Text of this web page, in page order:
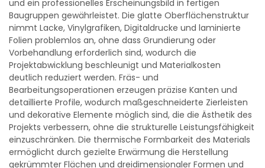
und ein professionelles Erscheinungsbild in fertigen
Baugruppen gewährleistet. Die glatte Oberflächenstruktur
nimmt Lacke, Vinylgrafiken, Digitaldrucke und laminierte
Folien problemlos an, ohne dass Grundierung oder
Vorbehandlung erforderlich sind, wodurch die
Projektabwicklung beschleunigt und Materialkosten
deutlich reduziert werden. Fräs- und
Bearbeitungsoperationen erzeugen präzise Kanten und
detaillierte Profile, wodurch maßgeschneiderte Zierleisten
und dekorative Elemente möglich sind, die die Ästhetik des
Projekts verbessern, ohne die strukturelle Leistungsfähigkeit
einzuschränken. Die thermische Formbarkeit des Materials
ermöglicht durch gezielte Erwärmung die Herstellung
gekrümmter Flächen und dreidimensionaler Formen und